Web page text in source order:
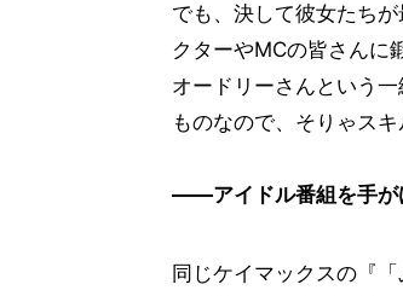
でも、決して彼女たち
クターやMCの皆さんに
オードリーさんという
ものなので、そりゃス
――アイドル番組を手が
同じケイマックスの『